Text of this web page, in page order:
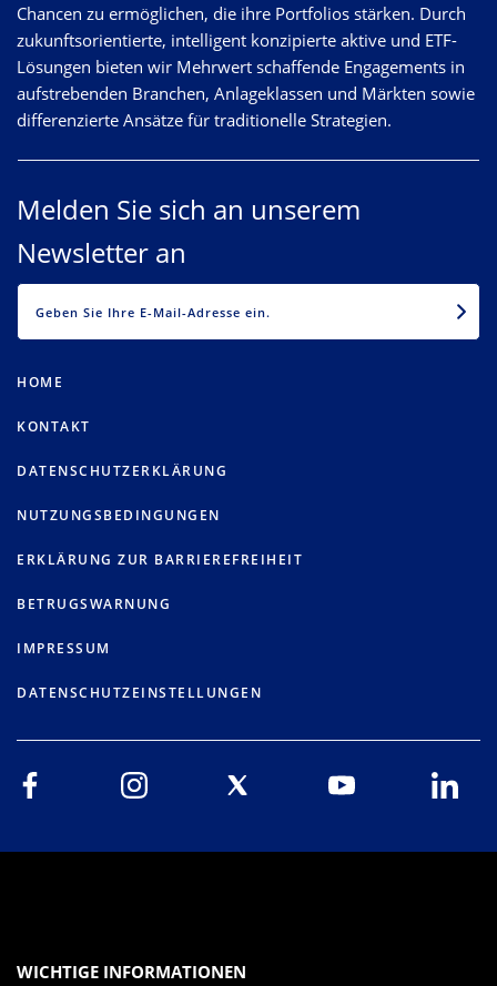
Chancen zu ermöglichen, die ihre Portfolios stärken. Durch
zukunftsorientierte, intelligent konzipierte aktive und ETF-
Lösungen bieten wir Mehrwert schaffende Engagements in
aufstrebenden Branchen, Anlageklassen und Märkten sowie
differenzierte Ansätze für traditionelle Strategien.
Melden Sie sich an unserem
Newsletter an
HOME
KONTAKT
DATENSCHUTZERKLÄRUNG
NUTZUNGSBEDINGUNGEN
ERKLÄRUNG ZUR BARRIEREFREIHEIT
BETRUGSWARNUNG
IMPRESSUM
DATENSCHUTZEINSTELLUNGEN
WICHTIGE INFORMATIONEN